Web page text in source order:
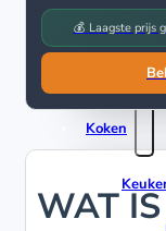
Foto, Video
Koken
💰 Laagste prijs
WAT